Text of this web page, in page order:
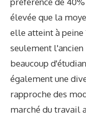
élevée que la
elle atteint à peine
seulement l'ancien
beaucoup
également une
rapproche des
marché du travail